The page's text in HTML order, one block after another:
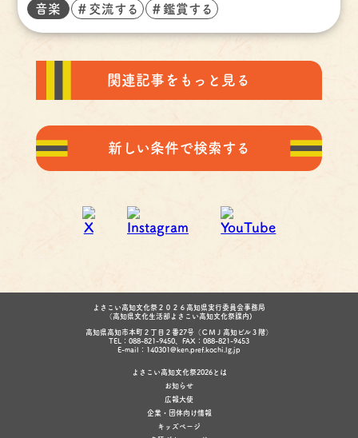
音楽 ＃交流する ＃鑑賞する
関連記事をもっと見る
新しい条件で検索する
よさこい高知文化祭２０２６高知県実行委員会事務局
（高知県文化生活部よさこい高知文化祭課内)
高知県高知市本町２丁目２番27号（ＣＭＪ高知ビル３階）
TEL：088-821-9450、FAX：088-821-9453
E-mail：140301@ken.pref.kochi.lg.jp
よさこい高知文化祭2026とは
お知らせ
広報大使
企業・団体向け情報
キッズページ